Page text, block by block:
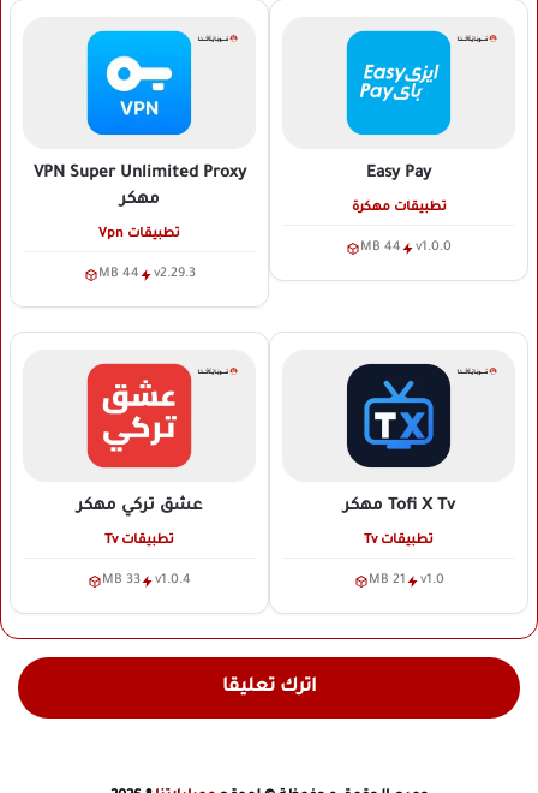
Easy Pay
تطبيقات مهكرة
v1.0.0
44 MB
VPN Super Unlimited Proxy
مهكر
تطبيقات Vpn
v2.29.3
44 MB
Tofi X Tv مهكر
تطبيقات Tv
v1.0
21 MB
عشق تركي مهكر
تطبيقات Tv
v1.0.4
33 MB
اترك تعليقا